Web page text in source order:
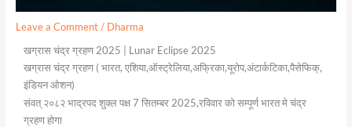
Leave a Comment / Dharma
खग्रास चंद्र ग्रहण 2025 | Lunar Eclipse 2025
खग्रास चंद्र ग्रहण ( भारत, एशिया,ऑस्ट्रेलिया,अफ्रिका,यूरोप,अंटार्कटिका,पैसेफिक्,
इंडियन ओशन)
संवत् २०८२ भाद्रपद शुक्ल पक्ष 7 सितम्बर 2025,रविवार को सम्पूर्ण भारत मे चंद्र
ग्रहण होगा